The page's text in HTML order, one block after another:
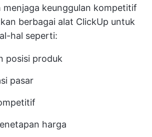
menjaga keunggulan kompetitif
berbagai alat ClickUp untuk
hal seperti:
posisi produk
pasar
harga